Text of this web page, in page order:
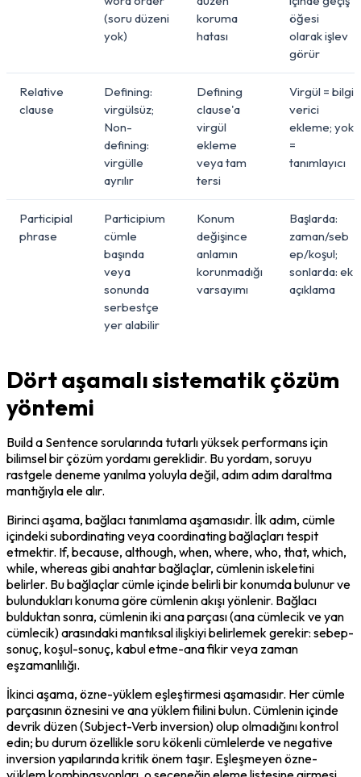
(soru düzeni
yok)
koruma
hatası
öğesi
olarak işlev
görür
Relative
clause
Defining:
virgülsüz;
Non-
defining:
virgülle
ayrılır
Defining
clause'a
virgül
ekleme
veya tam
tersi
Virgül = bilgi
verici
ekleme; yok
=
tanımlayıcı
Participial
phrase
Participium
cümle
başında
veya
sonunda
serbestçe
yer alabilir
Konum
değişince
anlamın
korunmadığı
varsayımı
Başlarda:
zaman/seb
ep/koşul;
sonlarda: ek
açıklama
Dört aşamalı sistematik çözüm
yöntemi
Build a Sentence sorularında tutarlı yüksek performans için
bilimsel bir çözüm yordamı gereklidir. Bu yordam, soruyu
rastgele deneme yanılma yoluyla değil, adım adım daraltma
mantığıyla ele alır.
Birinci aşama, bağlacı tanımlama aşamasıdır. İlk adım, cümle
içindeki subordinating veya coordinating bağlaçları tespit
etmektir. If, because, although, when, where, who, that, which,
while, whereas gibi anahtar bağlaçlar, cümlenin iskeletini
belirler. Bu bağlaçlar cümle içinde belirli bir konumda bulunur ve
bulundukları konuma göre cümlenin akışı yönlenir. Bağlacı
bulduktan sonra, cümlenin iki ana parçası (ana cümlecik ve yan
cümlecik) arasındaki mantıksal ilişkiyi belirlemek gerekir: sebep-
sonuç, koşul-sonuç, kabul etme-ana fikir veya zaman
eşzamanlılığı.
İkinci aşama, özne-yüklem eşleştirmesi aşamasıdır. Her cümle
parçasının öznesini ve ana yüklem fiilini bulun. Cümlenin içinde
devrik düzen (Subject-Verb inversion) olup olmadığını kontrol
edin; bu durum özellikle soru kökenli cümlelerde ve negative
inversion yapılarında kritik önem taşır. Eşleşmeyen özne-